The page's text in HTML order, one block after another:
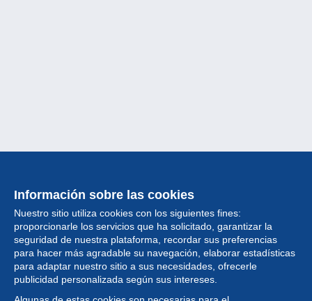
Información sobre las cookies
Nuestro sitio utiliza cookies con los siguientes fines:
proporcionarle los servicios que ha solicitado, garantizar la
seguridad de nuestra plataforma, recordar sus preferencias
para hacer más agradable su navegación, elaborar estadísticas
para adaptar nuestro sitio a sus necesidades, ofrecerle
publicidad personalizada según sus intereses.
Colección